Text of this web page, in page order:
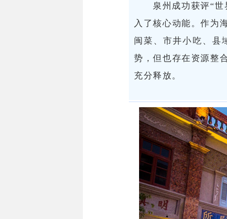
泉州成功获评“
入了核心动能。作为
闽菜、市井小吃、县
势，但也存在资源整
充分释放。